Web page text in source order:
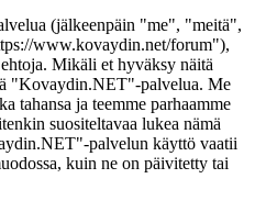
(jälkeenpäin "me", "meitä",
www.kovaydin.net/forum"),
Mikäli et hyväksy näitä
"Kovaydin.NET"-palvelua. Me
tahansa ja teemme parhaamme
suositeltavaa lukea nämä
palvelun käyttö vaatii
kuin ne on päivitetty tai